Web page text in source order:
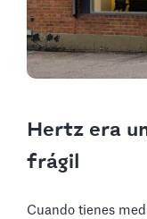
Hertz era
frágil
Cuando tienes